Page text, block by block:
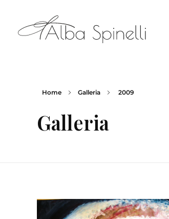
Home Galleria 2009
Galleria